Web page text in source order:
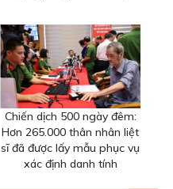
Chiến dịch 500 ngày đêm:
Hơn 265.000 thân nhân liệt
sĩ đã được lấy mẫu phục vụ
xác định danh tính